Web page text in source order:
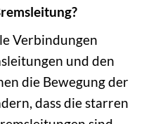
Verbindungen
und den
die Bewegung der
dass die starren